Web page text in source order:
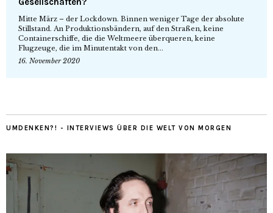
Mitte März – der Lockdown. Binnen weniger Tage der absolute
Stillstand. An Produktionsbändern, auf den Straßen, keine
Containerschiffe, die die Weltmeere überqueren, keine
Flugzeuge, die im Minutentakt von den...
16. November 2020
UMDENKEN?! - INTERVIEWS ÜBER DIE WELT VON MORGEN